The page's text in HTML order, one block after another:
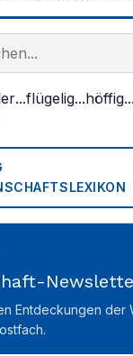
suchen
...flügelig...höffig
Entdeckungen der